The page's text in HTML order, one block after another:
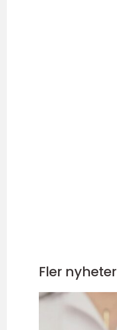
Fler nyheter